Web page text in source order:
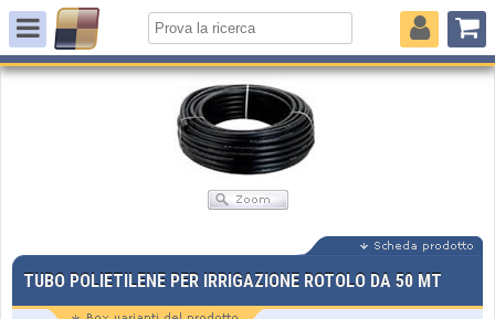
TUBO POLIETILENE PER IRRIGAZIONE ROTOLO DA 50 MT